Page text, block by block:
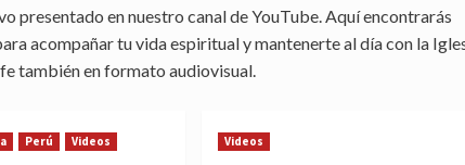
presentado en nuestro canal de YouTube. Aquí encontrarás
acompañar tu vida espiritual y mantenerte al día con la
también en formato audiovisual.
Perú Videos Videos